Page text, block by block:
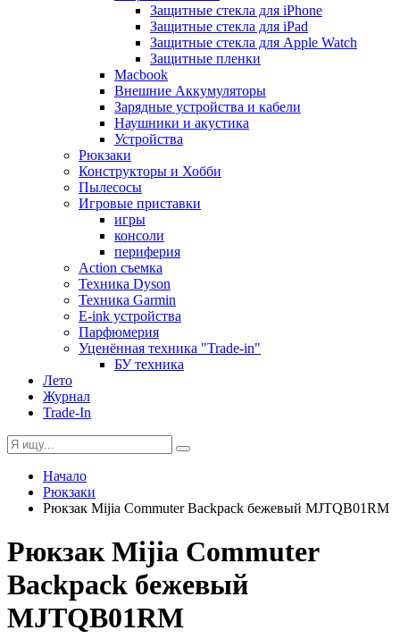
Защитные стекла для iPhone
Защитные стекла для iPad
Защитные стекла для Apple Watch
Защитные пленки
Macbook
Внешние Аккумуляторы
Зарядные устройства и кабели
Наушники и акустика
Устройства
Рюкзаки
Конструкторы и Хобби
Пылесосы
Игровые приставки
игры
консоли
периферия
Action съемка
Техника Dyson
Техника Garmin
E-ink устройства
Парфюмерия
Уценённая техника "Trade-in"
БУ техника
Лето
Журнал
Trade-In
Начало
Рюкзаки
Рюкзак Mijia Commuter Backpack бежевый MJTQB01RM
Рюкзак Mijia Commuter
Backpack бежевый
MJTQB01RM